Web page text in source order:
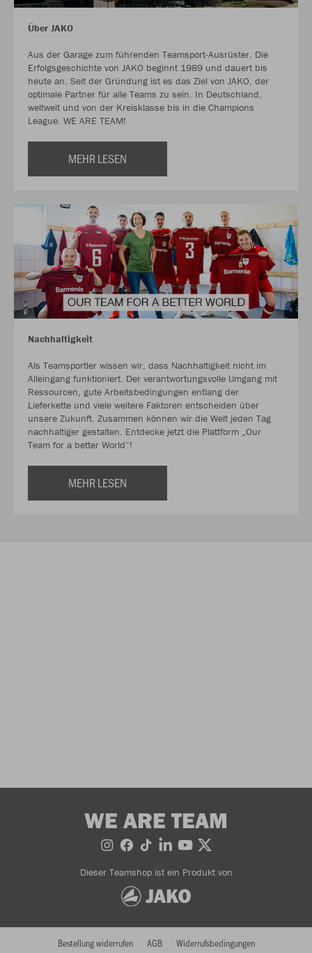
Über JAKO
Aus der Garage zum führenden Teamsport-Ausrüster. Die
Erfolgsgeschichte von JAKO beginnt 1989 und dauert bis
heute an. Seit der Gründung ist es das Ziel von JAKO, der
optimale Partner für alle Teams zu sein. In Deutschland,
weltweit und von der Kreisklasse bis in die Champions
League. WE ARE TEAM!
MEHR LESEN
Nachhaltigkeit
Als Teamsportler wissen wir, dass Nachhaltigkeit nicht im
Alleingang funktioniert. Der verantwortungsvolle Umgang mit
Ressourcen, gute Arbeitsbedingungen entlang der
Lieferkette und viele weitere Faktoren entscheiden über
unsere Zukunft. Zusammen können wir die Welt jeden Tag
nachhaltiger gestalten. Entdecke jetzt die Plattform „Our
Team for a better World“!
MEHR LESEN
WE ARE TEAM
Dieser Teamshop ist ein Produkt von
Bestellung widerrufen AGB
Widerrufsbedingungen